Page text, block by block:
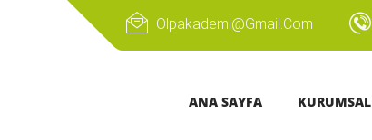
Olpakademi@gmail.com
ANA SAYFA KURUMSAL